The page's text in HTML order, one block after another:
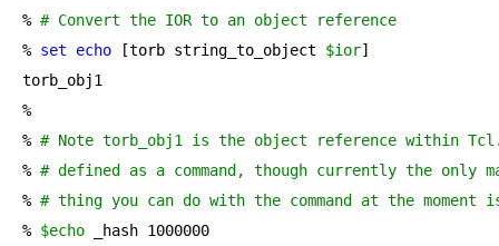
% # Convert the IOR to an object reference
% set echo [torb string_to_object $ior]
torb_obj1
%
% # Note torb_obj1 is the object reference within
% # defined as a command, though currently the only
% # thing you can do with the command at the moment
% $echo _hash 1000000